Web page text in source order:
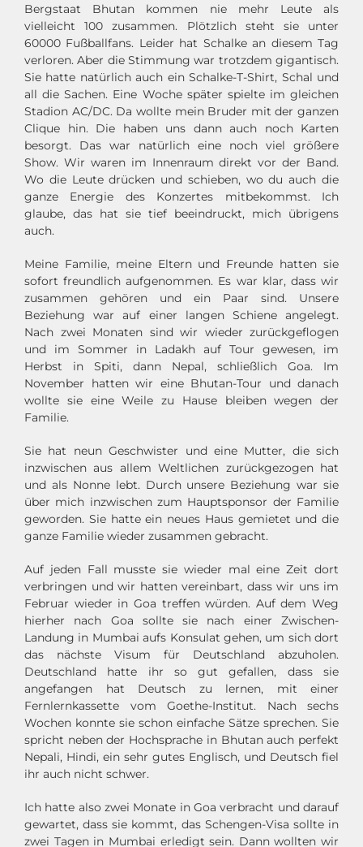
Bergstaat Bhutan kommen nie mehr Leute als
vielleicht 100 zusammen. Plötzlich steht sie unter
60000 Fußballfans. Leider hat Schalke an diesem Tag
verloren. Aber die Stimmung war trotzdem gigantisch.
Sie hatte natürlich auch ein Schalke-T-Shirt, Schal und
all die Sachen. Eine Woche später spielte im gleichen
Stadion AC/DC. Da wollte mein Bruder mit der ganzen
Clique hin. Die haben uns dann auch noch Karten
besorgt. Das war natürlich eine noch viel größere
Show. Wir waren im Innenraum direkt vor der Band.
Wo die Leute drücken und schieben, wo du auch die
ganze Energie des Konzertes mitbekommst. Ich
glaube, das hat sie tief beeindruckt, mich übrigens
auch.
Meine Familie, meine Eltern und Freunde hatten sie
sofort freundlich aufgenommen. Es war klar, dass wir
zusammen gehören und ein Paar sind. Unsere
Beziehung war auf einer langen Schiene angelegt.
Nach zwei Monaten sind wir wieder zurückgeflogen
und im Sommer in Ladakh auf Tour gewesen, im
Herbst in Spiti, dann Nepal, schließlich Goa. Im
November hatten wir eine Bhutan-Tour und danach
wollte sie eine Weile zu Hause bleiben wegen der
Familie.
Sie hat neun Geschwister und eine Mutter, die sich
inzwischen aus allem Weltlichen zurückgezogen hat
und als Nonne lebt. Durch unsere Beziehung war sie
über mich inzwischen zum Hauptsponsor der Familie
geworden. Sie hatte ein neues Haus gemietet und die
ganze Familie wieder zusammen gebracht.
Auf jeden Fall musste sie wieder mal eine Zeit dort
verbringen und wir hatten vereinbart, dass wir uns im
Februar wieder in Goa treffen würden. Auf dem Weg
hierher nach Goa sollte sie nach einer Zwischen-
Landung in Mumbai aufs Konsulat gehen, um sich dort
das nächste Visum für Deutschland abzuholen.
Deutschland hatte ihr so gut gefallen, dass sie
angefangen hat Deutsch zu lernen, mit einer
Fernlernkassette vom Goethe-Institut. Nach sechs
Wochen konnte sie schon einfache Sätze sprechen. Sie
spricht neben der Hochsprache in Bhutan auch perfekt
Nepali, Hindi, ein sehr gutes Englisch, und Deutsch fiel
ihr auch nicht schwer.
Ich hatte also zwei Monate in Goa verbracht und darauf
gewartet, dass sie kommt, das Schengen-Visa sollte in
zwei Tagen in Mumbai erledigt sein. Dann wollten wir